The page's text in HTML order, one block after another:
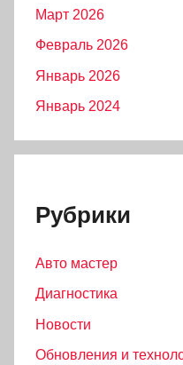
Март 2026
Февраль 2026
Январь 2026
Январь 2024
Рубрики
Авто мастер
Диагностика
Новости
Обновления и